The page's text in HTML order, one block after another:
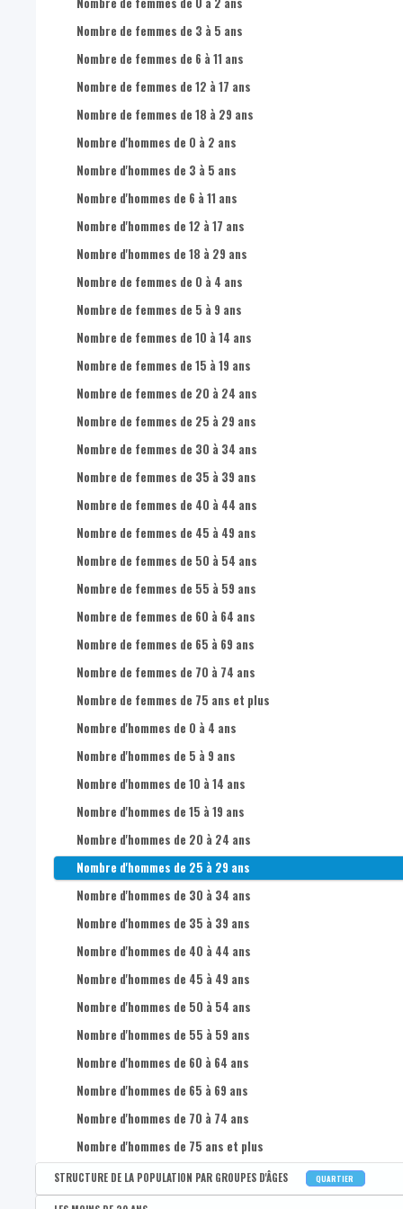
Nombre de femmes dans la population totale
Part d'hommes dans la population totale
Part de femmes dans la population totale
Nombre d'hommes de 0-17 ans dans la population totale
Nombre d'hommes de 18-24 ans dans la population totale
Nombre d'hommes de 25-49 ans dans la population totale
Nombre d'hommes de 50-64 ans dans la population totale
Nombre d'hommes de 65 ans + dans la population totale
Nombre de femmes de 0-17 ans dans la population totale
Nombre de femmes de 18-24 ans dans la population totale
Nombre de femmes de 25-49 ans dans la population totale
Nombre de femmes de 50-64 ans dans la population totale
Nombre de femmes de 65 ans + dans la population totale
Nombre de femmes de 3 à 5 ans
Nombre de femmes de 6 à 11 ans
Nombre de femmes de 12 à 17 ans
Nombre de femmes de 18 à 29 ans
Nombre d'hommes de 0 à 2 ans
Nombre d'hommes de 3 à 5 ans
Nombre d'hommes de 6 à 11 ans
Nombre d'hommes de 12 à 17 ans
Nombre d'hommes de 18 à 29 ans
Nombre de femmes de 0 à 4 ans
Nombre de femmes de 5 à 9 ans
Nombre de femmes de 10 à 14 ans
Nombre de femmes de 15 à 19 ans
Nombre de femmes de 20 à 24 ans
Nombre de femmes de 25 à 29 ans
Nombre de femmes de 30 à 34 ans
Nombre de femmes de 35 à 39 ans
Nombre de femmes de 40 à 44 ans
Nombre de femmes de 45 à 49 ans
Nombre de femmes de 50 à 54 ans
Nombre de femmes de 55 à 59 ans
Nombre de femmes de 60 à 64 ans
Nombre de femmes de 65 à 69 ans
Nombre de femmes de 70 à 74 ans
Nombre de femmes de 75 ans et plus
Nombre d'hommes de 0 à 4 ans
Nombre d'hommes de 5 à 9 ans
Nombre d'hommes de 10 à 14 ans
Nombre d'hommes de 15 à 19 ans
Nombre d'hommes de 20 à 24 ans
Nombre d'hommes de 25 à 29 ans
Nombre d'hommes de 30 à 34 ans
Nombre d'hommes de 35 à 39 ans
Nombre d'hommes de 40 à 44 ans
Nombre d'hommes de 45 à 49 ans
Nombre d'hommes de 50 à 54 ans
Nombre d'hommes de 55 à 59 ans
Nombre d'hommes de 60 à 64 ans
Nombre d'hommes de 65 à 69 ans
Nombre d'hommes de 70 à 74 ans
Nombre d'hommes de 75 ans et plus
STRUCTURE DE LA POPULATION PAR GROUPES D'ÂGES QUARTIER